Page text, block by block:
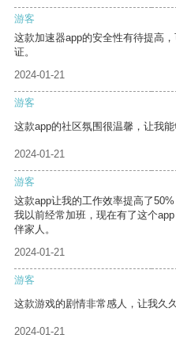
游客
这款加速器app的安全性有待提高
证。
2024-01-21
游客
这款app的社区氛围很温馨，让我能
2024-01-21
游客
这款app让我的工作效率提高了
我以前经常加班，现在有了这个
伴家人。
2024-01-21
游客
这款游戏的剧情非常感人，让我久
2024-01-21